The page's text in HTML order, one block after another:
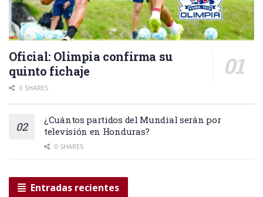
Oficial: Olimpia confirma su
quinto fichaje
0 SHARES
¿Cuántos partidos del Mundial serán por
televisión en Honduras?
0 SHARES
Entradas recientes